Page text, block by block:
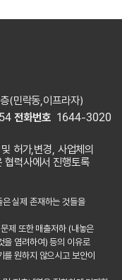
(민락동,이프라자)
전화번호 1644-3020
허가,변경, 사업체의
협력사에서 진행토록
실제 존재하는 것들을
제 또한 매출저하 (내놓은
을 염려하여) 등의 이유로
원하지 않으시고 보안이